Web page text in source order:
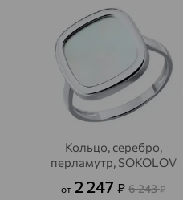
Кольцо, серебро,
перламутр, SOKOLOV
от 2 247 ₽ 6 243₽